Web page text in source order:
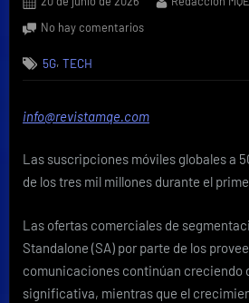
No hay comentariosen
5G
los
mil
millones
tráfico
de
subida
gana
5G,TECH
info@revistamqe.com
Las suscripciones móviles globales a
de los tres mil millones durante el
Las ofertas comerciales de
Standalone (SA) por parte de los
comunicaciones continúan creciendo
significativa, mientras que el